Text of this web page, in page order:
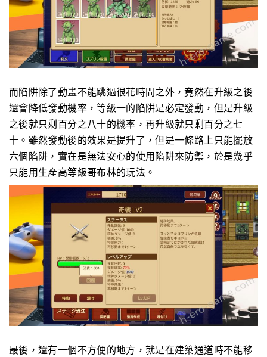
而陷阱除了動畫不能跳過很花時間之外，竟然在升級之後
還會降低發動機率，等級一的陷阱是必定發動，但是升級
之後就只剩百分之八十的機率，再升級就只剩百分之七
十。雖然發動後的效果是提升了，但是一條路上只能擺放
六個陷阱，實在是無法安心的使用陷阱來防禦，於是幾乎
只能用生產高等級哥布林的玩法。
最後，還有一個不方便的地方，就是在建築通道時不能移